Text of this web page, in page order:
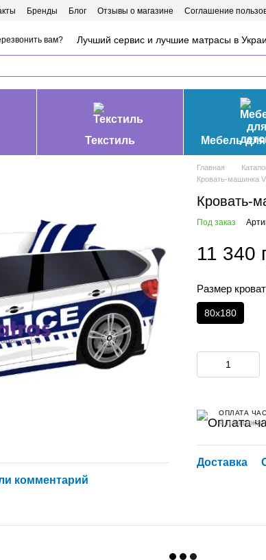
Бренды Блог Отзывы о магазине Соглашение
вам? Лучший сервис и лучшие матрасы в
Текстиль Мебель
комментарий
Главная
Кровать-машинка
Кровать-
Под заказ
11 340
Размер
80х180
ОПЛАТА
4 платежа
Доставка